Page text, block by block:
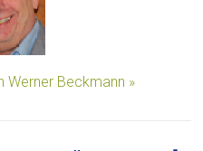
Werner Beckmann »